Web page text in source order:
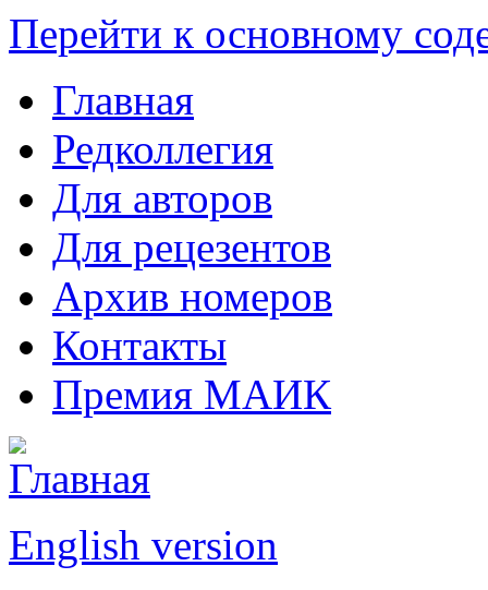
Перейти к основному
Главная
Редколлегия
Для авторов
Для рецезентов
Архив номеров
Контакты
Премия МАИК
English version